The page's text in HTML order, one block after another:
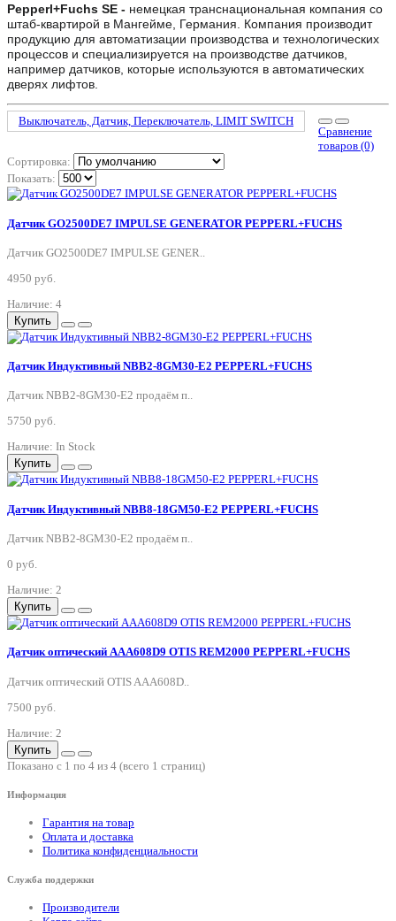
Pepperl+Fuchs SE - немецкая транснациональная компания со
штаб-квартирой в Мангейме, Германия. Компания производит
продукцию для автоматизации производства и технологических
процессов и специализируется на производстве датчиков,
например датчиков, которые используются в автоматических
дверях лифтов.
Выключатель, Датчик, Переключатель, LIMIT SWITCH
Сравнение
товаров (0)
Сортировка:
Показать:
Датчик GO2500DE7 IMPULSE GENERATOR PEPPERL+FUCHS
Датчик GO2500DE7 IMPULSE GENER..
4950 руб.
Наличие: 4
Купить
Датчик Индуктивный NBB2-8GM30-E2 PEPPERL+FUCHS
Датчик NBB2-8GM30-E2 продаём п..
5750 руб.
Наличие: In Stock
Купить
Датчик Индуктивный NBB8-18GM50-E2 PEPPERL+FUCHS
Датчик NBB2-8GM30-E2 продаём п..
0 руб.
Наличие: 2
Купить
Датчик оптический AAA608D9 OTIS REM2000 PEPPERL+FUCHS
Датчик оптический OTIS AAA608D..
7500 руб.
Наличие: 2
Купить
Показано с 1 по 4 из 4 (всего 1 страниц)
Информация
Гарантия на товар
Оплата и доставка
Политика конфиденциальности
Служба поддержки
Производители